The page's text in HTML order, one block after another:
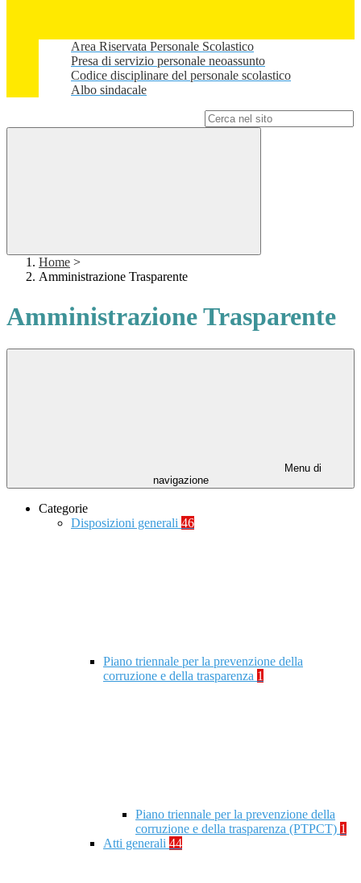
Area Riservata Personale Scolastico
Presa di servizio personale neoassunto
Codice disciplinare del personale scolastico
Albo sindacale
Home >
Amministrazione Trasparente
Amministrazione Trasparente
Menu di
navigazione
Categorie
Disposizioni generali 46
Piano triennale per la prevenzione della
corruzione e della trasparenza 1
Piano triennale per la prevenzione della
corruzione e della trasparenza (PTPCT) 1
Atti generali 44